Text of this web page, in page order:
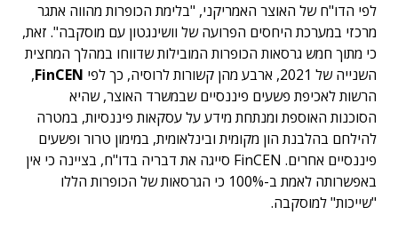
לפי הדו"ח של האוצר האמריקני, "בלימת הכופרות מהווה אתגר
מרכזי במערכת היחסים הפרועה של וושינגטון עם מוסקבה". זאת,
כי מתוך חמש גרסאות הכופרות המובילות שדווחו במהלך המחצית
השנייה של 2021, ארבע מהן קשורות לרוסיה, כך לפי
FinCEN
,
הרשות לאכיפת פשעים פיננסיים שבמשרד האוצר, שהיא
הסוכנות האוספת ומנתחת מידע על עסקאות פיננסיות, במטרה
להילחם בהלבנת הון מקומית ובינלאומית, במימון טרור ופשעים
פיננסיים אחרים. FinCEN סייגה את דבריה בדו"ח, בציינה כי אין
באפשרותה לאמת ב-100% כי הגרסאות של הכופרות הללו
"שייכות" למוסקבה.